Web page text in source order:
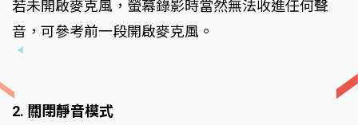
若未開啟麥克風，螢幕錄影時當然無法收進任何聲
音，可參考前一段開啟麥克風。
2. 關閉靜音模式